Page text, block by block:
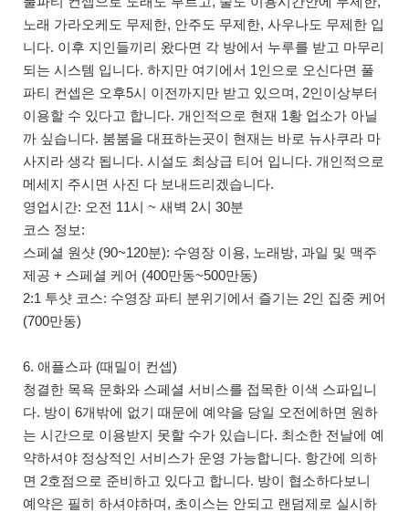
노래 가라오케도 무제한, 안주도 무제한, 사우나도 무제한 입
니다. 이후 지인들끼리 왔다면 각 방에서 누루를 받고 마무리
되는 시스템 입니다. 하지만 여기에서 1인으로 오신다면 풀
파티 컨셉은 오후5시 이전까지만 받고 있으며, 2인이상부터
이용할 수 있다고 합니다. 개인적으로 현재 1황 업소가 아닐
까 싶습니다. 붐붐을 대표하는곳이 현재는 바로 뉴사쿠라 마
사지라 생각 됩니다. 시설도 최상급 티어 입니다. 개인적으로
메세지 주시면 사진 다 보내드리겠습니다.
영업시간: 오전 11시 ~ 새벽 2시 30분
코스 정보:
스페셜 원샷 (90~120분): 수영장 이용, 노래방, 과일 및 맥주
제공 + 스페셜 케어 (400만동~500만동)
2:1 투샷 코스: 수영장 파티 분위기에서 즐기는 2인 집중 케어
(700만동)
6. 애플스파 (때밀이 컨셉)
청결한 목욕 문화와 스페셜 서비스를 접목한 이색 스파입니
다. 방이 6개밖에 없기 때문에 예약을 당일 오전에하면 원하
는 시간으로 이용받지 못할 수가 있습니다. 최소한 전날에 예
약하셔야 정상적인 서비스가 운영 가능합니다. 항간에 의하
면 2호점으로 준비하고 있다고 합니다. 방이 협소하다보니
예약은 필히 하셔야하며, 초이스는 안되고 랜덤제로 실시하